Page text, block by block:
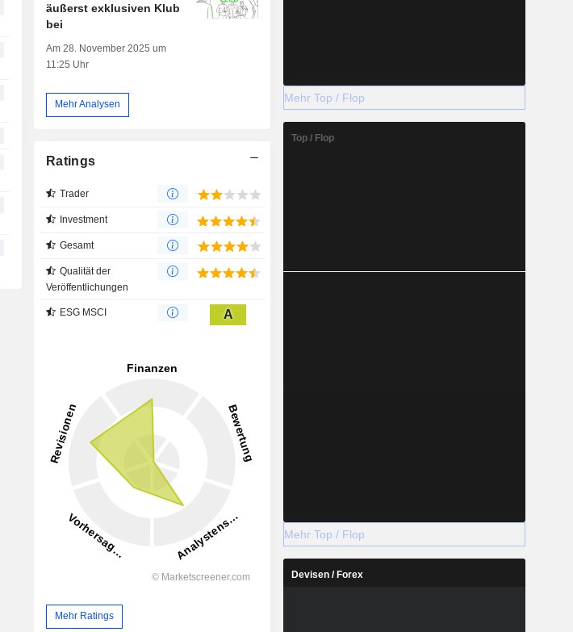
äußerst exklusiven Klub
bei
Am 28. November 2025 um
11:25 Uhr
Mehr Analysen
Ratings
Trader
Investment
Gesamt
Qualität der
Veröffentlichungen
ESG MSCI A
Mehr Ratings
Mehr Top / Flop
Top / Flop
Mehr Top / Flop
Devisen / Forex